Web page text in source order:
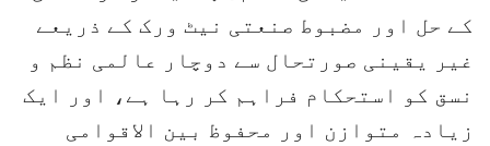
کے حل اور مضبوط صنعتی نیٹ ورک کے ذریعے
غیر یقینی صورتحال سے دوچار عالمی نظم و
نسق کو استحکام فراہم کر رہا ہے، اور ایک
زیادہ متوازن اور محفوظ بین الاقوامی